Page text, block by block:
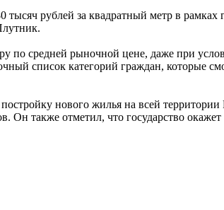
рублей за квадратный метр в
по средней рыночной цене, даже при
список категорий граждан, которые
нового жилья на всей
также отметил, что государство